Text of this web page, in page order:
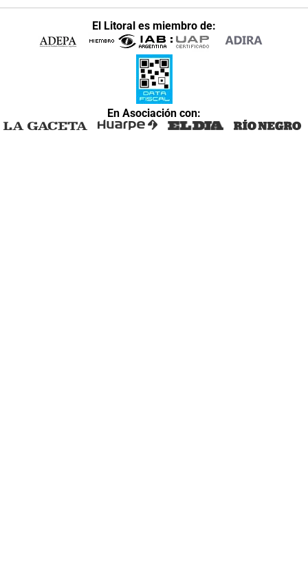
El Litoral es miembro de:
En Asociación con: